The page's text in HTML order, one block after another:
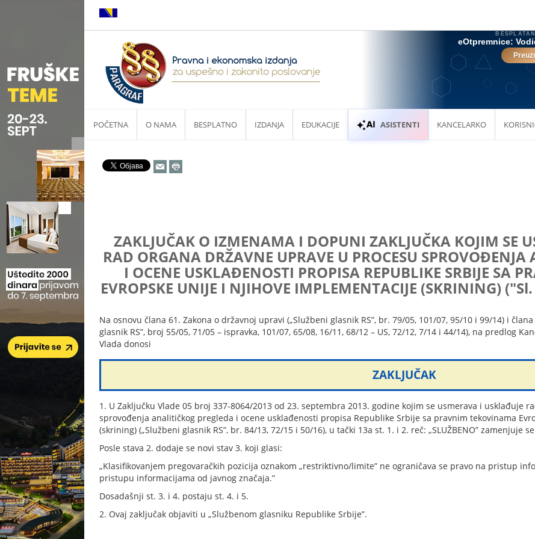
POČETNA O NAMA BESPLATNO IZDANJA EDUKACIJE ASISTENTI KANCELARKO
ZAKLJUČAK O IZMENAMA I DOPUNI ZAKLJUČKA KOJIM SE
RAD ORGANA DRŽAVNE UPRAVE U PROCESU SPROVOĐENJA
I OCENE USKLAĐENOSTI PROPISA REPUBLIKE SRBIJE SA
EVROPSKE UNIJE I NJIHOVE IMPLEMENTACIJE (SKRINING)
Na osnovu člana 61. Zakona o državnoj upravi („Službeni glasnik RS”, br. 79/05, 101/07, 95/10 i 99/14) i
glasnik RS”, broj 55/05, 71/05 – ispravka, 101/07, 65/08, 16/11, 68/12 – US, 72/12, 7/14 i 44/14), na predlog
Vlada donosi
ZAKLJUČAK
1. U Zaključku Vlade 05 broj 337-8064/2013 od 23. septembra 2013. godine kojim se usmerava i usklađuje
sprovođenja analitičkog pregleda i ocene usklađenosti propisa Republike Srbije sa pravnim tekovinama
(skrining) („Službeni glasnik RS”, br. 84/13, 72/15 i 50/16), u tački 13a st. 1. i 2. reč: „SLUŽBENO” zamenjuje
Posle stava 2. dodaje se novi stav 3. koji glasi:
„Klasifikovanjem pregovaračkih pozicija oznakom „restriktivno/limite” ne ograničava se pravo na pristup
pristupu informacijama od javnog značaja.”
Dosadašnji st. 3. i 4. postaju st. 4. i 5.
2. Ovaj zaključak objaviti u „Službenom glasniku Republike Srbije”.